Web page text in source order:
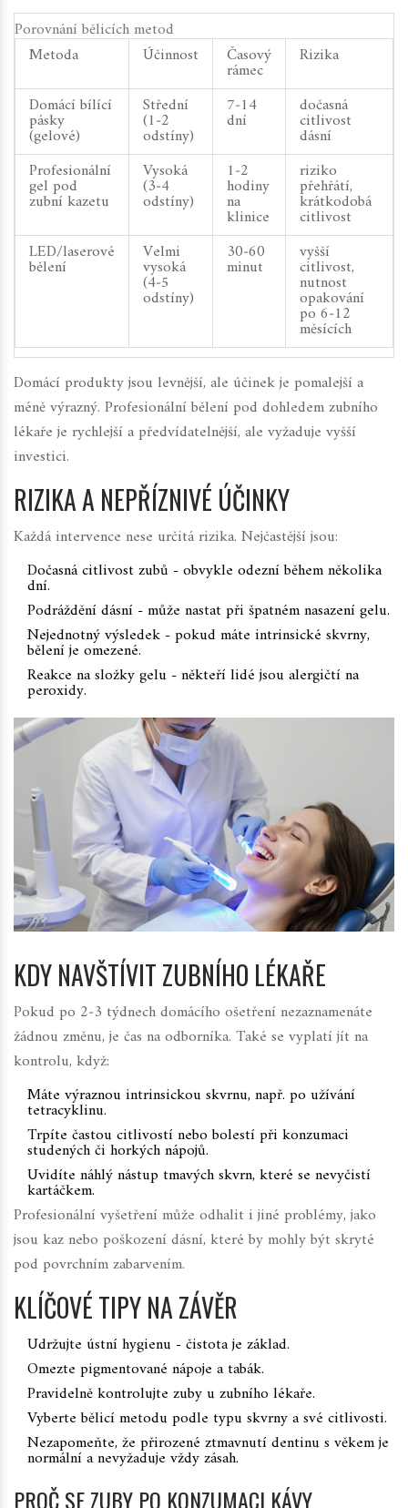
Porovnání bělicích metod
Metoda
Účinnost Časový
rámec
Rizika
Domácí bílící
pásky
(gelové)
Střední
(1‑2
odstíny)
7‑14
dní
dočasná
citlivost
dásní
Profesionální
gel pod
zubní kazetu
Vysoká
(3‑4
odstíny)
1‑2
hodiny
na
klinice
riziko
přehřátí,
krátkodobá
citlivost
LED/laserové
bělení
Velmi
vysoká
(4‑5
odstíny)
30‑60
minut
vyšší
citlivost,
nutnost
opakování
po 6‑12
měsících
Domácí produkty jsou levnější, ale účinek je pomalejší a
méně výrazný. Profesionální bělení pod dohledem zubního
lékaře je rychlejší a předvídatelnější, ale vyžaduje vyšší
investici.
RIZIKA A NEPŘÍZNIVÉ ÚČINKY
Každá intervence nese určitá rizika. Nejčastější jsou:
Dočasná citlivost zubů - obvykle odezní během několika
dní.
Podráždění dásní - může nastat při špatném nasazení gelu.
Nejednotný výsledek - pokud máte intrinsické skvrny,
bělení je omezené.
Reakce na složky gelu - někteří lidé jsou alergičtí na
peroxidy.
KDY NAVŠTÍVIT ZUBNÍHO LÉKAŘE
Pokud po 2‑3 týdnech domácího ošetření nezaznamenáte
žádnou změnu, je čas na odborníka. Také se vyplatí jít na
kontrolu, když:
Máte výraznou intrinsickou skvrnu, např. po užívání
tetracyklinu.
Trpíte častou citlivostí nebo bolestí při konzumaci
studených či horkých nápojů.
Uvidíte náhlý nástup tmavých skvrn, které se nevyčistí
kartáčkem.
Profesionální vyšetření může odhalit i jiné problémy, jako
jsou kaz nebo poškození dásní, které by mohly být skryté
pod povrchním zabarvením.
KLÍČOVÉ TIPY NA ZÁVĚR
Udržujte ústní hygienu - čistota je základ.
Omezte pigmentované nápoje a tabák.
Pravidelně kontrolujte zuby u zubního lékaře.
Vyberte bělicí metodu podle typu skvrny a své citlivosti.
Nezapomeňte, že přirozené ztmavnutí dentinu s věkem je
normální a nevyžaduje vždy zásah.
PROČ SE ZUBY PO KONZUMACI KÁVY